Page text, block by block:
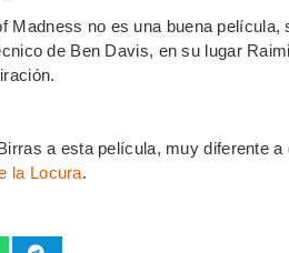
Madness no es una buena película,
de Ben Davis, en su lugar
a esta película, muy diferente
la Locura.